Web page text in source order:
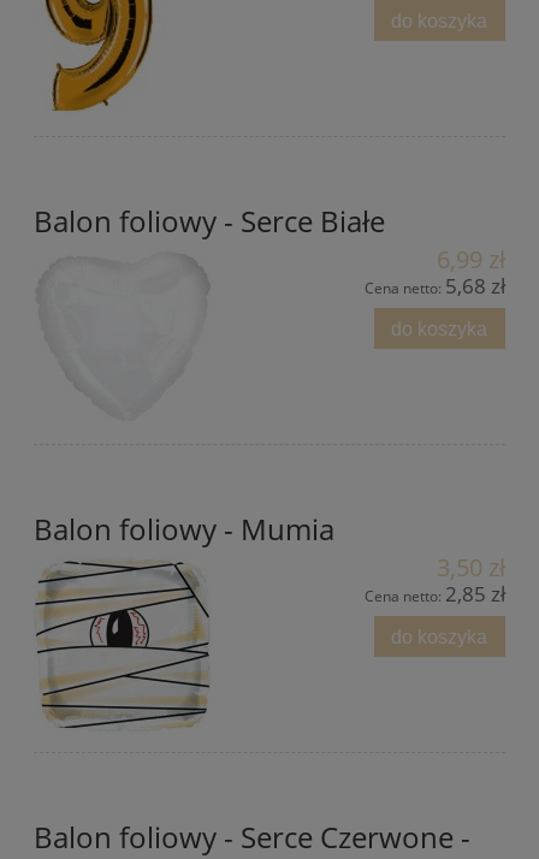
do koszyka
Balon foliowy - Serce Białe
6,99 zł
Cena netto: 5,68 zł
do koszyka
Balon foliowy - Mumia
3,50 zł
Cena netto: 2,85 zł
do koszyka
Balon foliowy - Serce Czerwone -